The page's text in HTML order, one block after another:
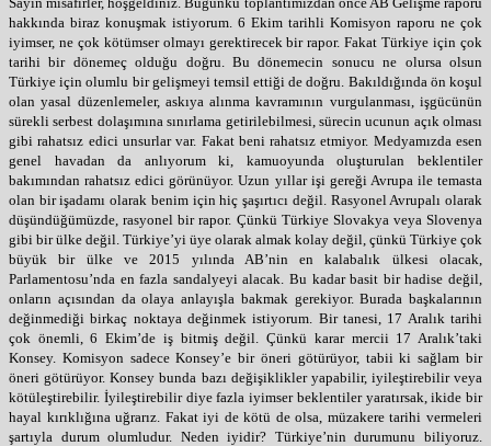
hakkında biraz konuşmak istiyorum. 6 Ekim tarihli Komisyon raporu ne çok
iyimser, ne çok kötümser olmayı gerektirecek bir rapor. Fakat Türkiye için çok
tarihi bir dönemeç olduğu doğru. Bu dönemecin sonucu ne olursa olsun
Türkiye için olumlu bir gelişmeyi temsil ettiği de doğru. Bakıldığında ön koşul
olan yasal düzenlemeler, askıya alınma kavramının vurgulanması, işgücünün
sürekli serbest dolaşımına sınırlama getirilebilmesi, sürecin ucunun açık olması
gibi rahatsız edici unsurlar var. Fakat beni rahatsız etmiyor. Medyamızda esen
genel havadan da anlıyorum ki, kamuoyunda oluşturulan beklentiler
bakımından rahatsız edici görünüyor. Uzun yıllar işi gereği Avrupa ile temasta
olan bir işadamı olarak benim için hiç şaşırtıcı değil. Rasyonel Avrupalı olarak
düşündüğümüzde, rasyonel bir rapor. Çünkü Türkiye Slovakya veya Slovenya
gibi bir ülke değil. Türkiye’yi üye olarak almak kolay değil, çünkü Türkiye çok
büyük bir ülke ve 2015 yılında AB’nin en kalabalık ülkesi olacak,
Parlamentosu’nda en fazla sandalyeyi alacak. Bu kadar basit bir hadise değil,
onların açısından da olaya anlayışla bakmak gerekiyor. Burada başkalarının
değinmediği birkaç noktaya değinmek istiyorum. Bir tanesi, 17 Aralık tarihi
çok önemli, 6 Ekim’de iş bitmiş değil. Çünkü karar mercii 17 Aralık’taki
Konsey. Komisyon sadece Konsey’e bir öneri götürüyor, tabii ki sağlam bir
öneri götürüyor. Konsey bunda bazı değişiklikler yapabilir, iyileştirebilir veya
kötüleştirebilir. İyileştirebilir diye fazla iyimser beklentiler yaratırsak, ikide bir
hayal kırıklığına uğrarız. Fakat iyi de kötü de olsa, müzakere tarihi vermeleri
şartıyla durum olumludur. Neden iyidir? Türkiye’nin durumunu biliyoruz.